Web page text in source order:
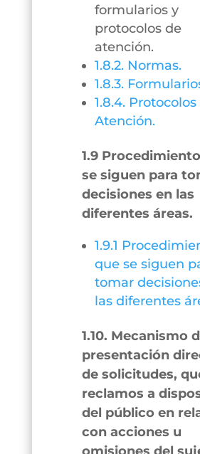
formularios y
protocolos de
atención.
1.8.2. Normas.
1.8.3.
1.8.4.
Atención.
1.9
se siguen para
decisiones en las
diferentes áreas.
1.9.1
que se siguen
tomar
las diferentes
1.10. Mecanismo
presentación
de solicitudes,
reclamos a
del público en
con acciones u